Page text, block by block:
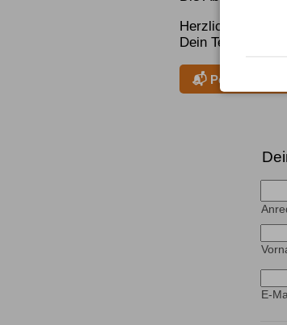
Herzliche Grüße
Dein Team von
📬 Per
E-